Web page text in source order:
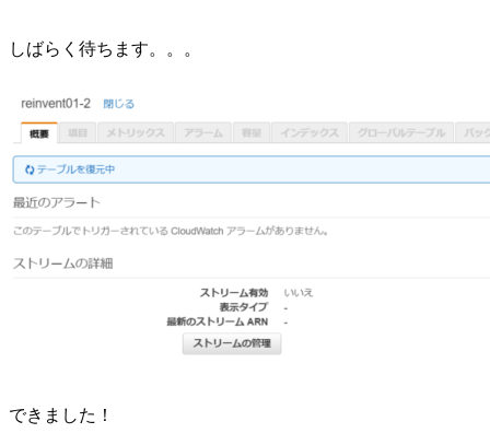
しばらく待ちます。。。
できました！